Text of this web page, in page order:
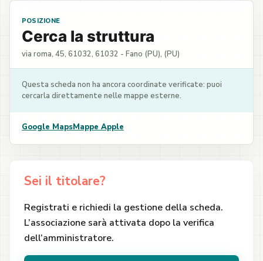
POSIZIONE
Cerca la struttura
via roma, 45, 61032, 61032 - Fano (PU), (PU)
Questa scheda non ha ancora coordinate verificate: puoi
cercarla direttamente nelle mappe esterne.
Google MapsMappe Apple
Sei il titolare?
Registrati e richiedi la gestione della scheda.
L’associazione sarà attivata dopo la verifica
dell’amministratore.